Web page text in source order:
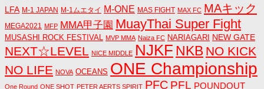
LFA M-1 JAPAN M-1ムエタイ M-ONE MAS FIGHT MAX FC MAキック
MEGA2021 MFP MMA甲子園 MuayThai Super Fight
MUSASHI ROCK FESTIVAL MVP MMA Naiza FC NARIAGARI NEW GATE
NEXT☆LEVEL NICE MIDDLE NJKF NKB NO KICK
NO LIFE NOVA OCEANS ONE Championship
One Round ONE SHOT PETER AERTS SPIRIT PFC PFL POUNDOUT